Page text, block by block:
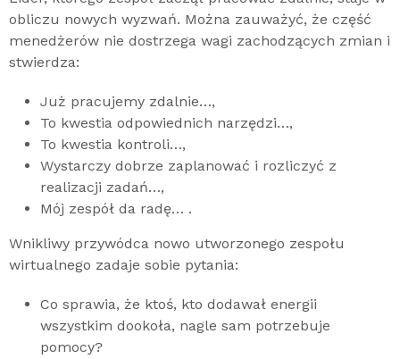
obliczu nowych wyzwań. Można zauważyć, że część
menedżerów nie dostrzega wagi zachodzących zmian i
stwierdza:
Już pracujemy zdalnie…,
To kwestia odpowiednich narzędzi…,
To kwestia kontroli…,
Wystarczy dobrze zaplanować i rozliczyć z
realizacji zadań…,
Mój zespół da radę… .
Wnikliwy przywódca nowo utworzonego zespołu
wirtualnego zadaje sobie pytania:
Co sprawia, że ktoś, kto dodawał energii
wszystkim dookoła, nagle sam potrzebuje
pomocy?